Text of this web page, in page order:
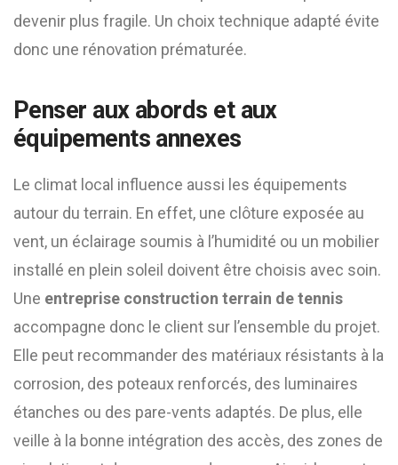
devenir plus fragile. Un choix technique adapté évite
donc une rénovation prématurée.
Penser aux abords et aux
équipements annexes
Le climat local influence aussi les équipements
autour du terrain. En effet, une clôture exposée au
vent, un éclairage soumis à l’humidité ou un mobilier
installé en plein soleil doivent être choisis avec soin.
Une entreprise construction terrain de tennis
accompagne donc le client sur l’ensemble du projet.
Elle peut recommander des matériaux résistants à la
corrosion, des poteaux renforcés, des luminaires
étanches ou des pare-vents adaptés. De plus, elle
veille à la bonne intégration des accès, des zones de